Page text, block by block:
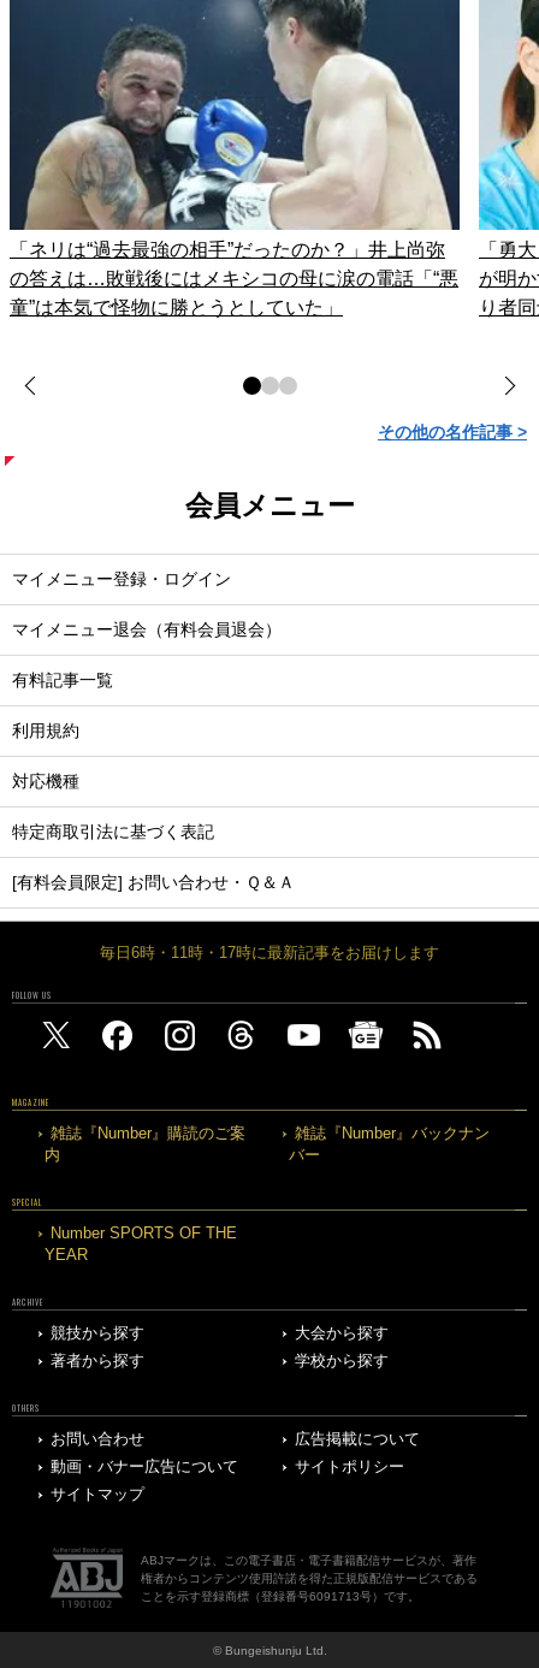
「ネリは“過去最強の相手”だったのか？」井上尚弥
の答えは…敗戦後にはメキシコの母に涙の電話「“悪
童”は本気で怪物に勝とうとしていた」
「勇
が明
り者
その他の名作記事 >
会員メニュー
マイメニュー登録・ログイン
マイメニュー退会（有料会員退会）
有料記事一覧
利用規約
対応機種
特定商取引法に基づく表記
[有料会員限定] お問い合わせ・Ｑ＆Ａ
毎日6時・11時・17時に最新記事をお届けします
FOLLOW US
MAGAZINE
雑誌『Number』購読のご案
内
雑誌『Number』バックナン
バー
SPECIAL
Number SPORTS OF THE
YEAR
ARCHIVE
競技から探す
大会から探す
著者から探す
学校から探す
OTHERS
お問い合わせ
広告掲載について
動画・バナー広告について
サイトポリシー
サイトマップ
ABJマークは、この電子書店・電子書籍配信サービスが、著作
権者からコンテンツ使用許諾を得た正規版配信サービスである
ことを示す登録商標（登録番号6091713号）です。
© Bungeishunju Ltd.